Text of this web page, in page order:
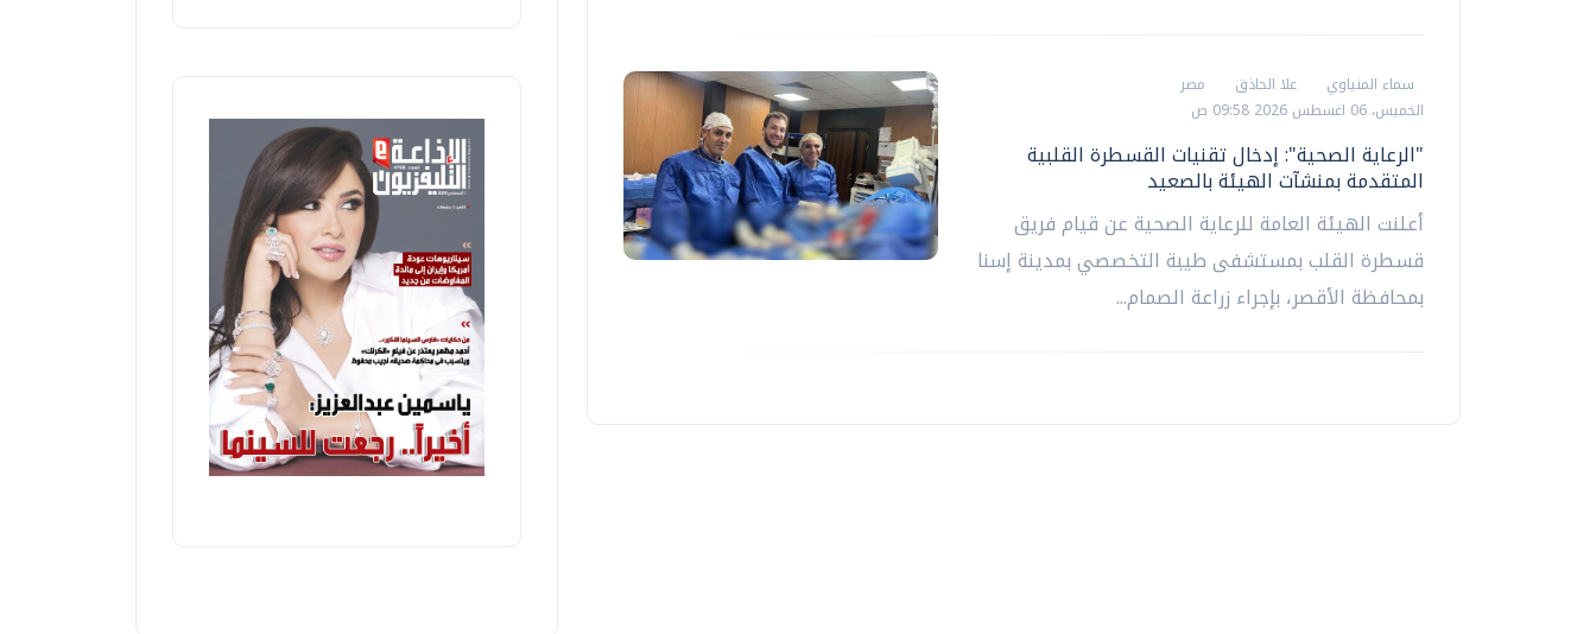
سماء المنياوي علا الحاذق
مصر
الخميس، 06 اغسطس 2026 09:58 ص
"الرعاية الصحية": إدخال تقنيات القسطرة القلبية
المتقدمة بمنشآت الهيئة بالصعيد
أعلنت الهيئة العامة للرعاية الصحية عن قيام فريق
قسطرة القلب بمستشفى طيبة التخصصي بمدينة إسنا
بمحافظة الأقصر، بإجراء زراعة الصمام...